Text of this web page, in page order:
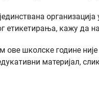
јединствана
етикетирања, кажу да
ове школске године
материјал,